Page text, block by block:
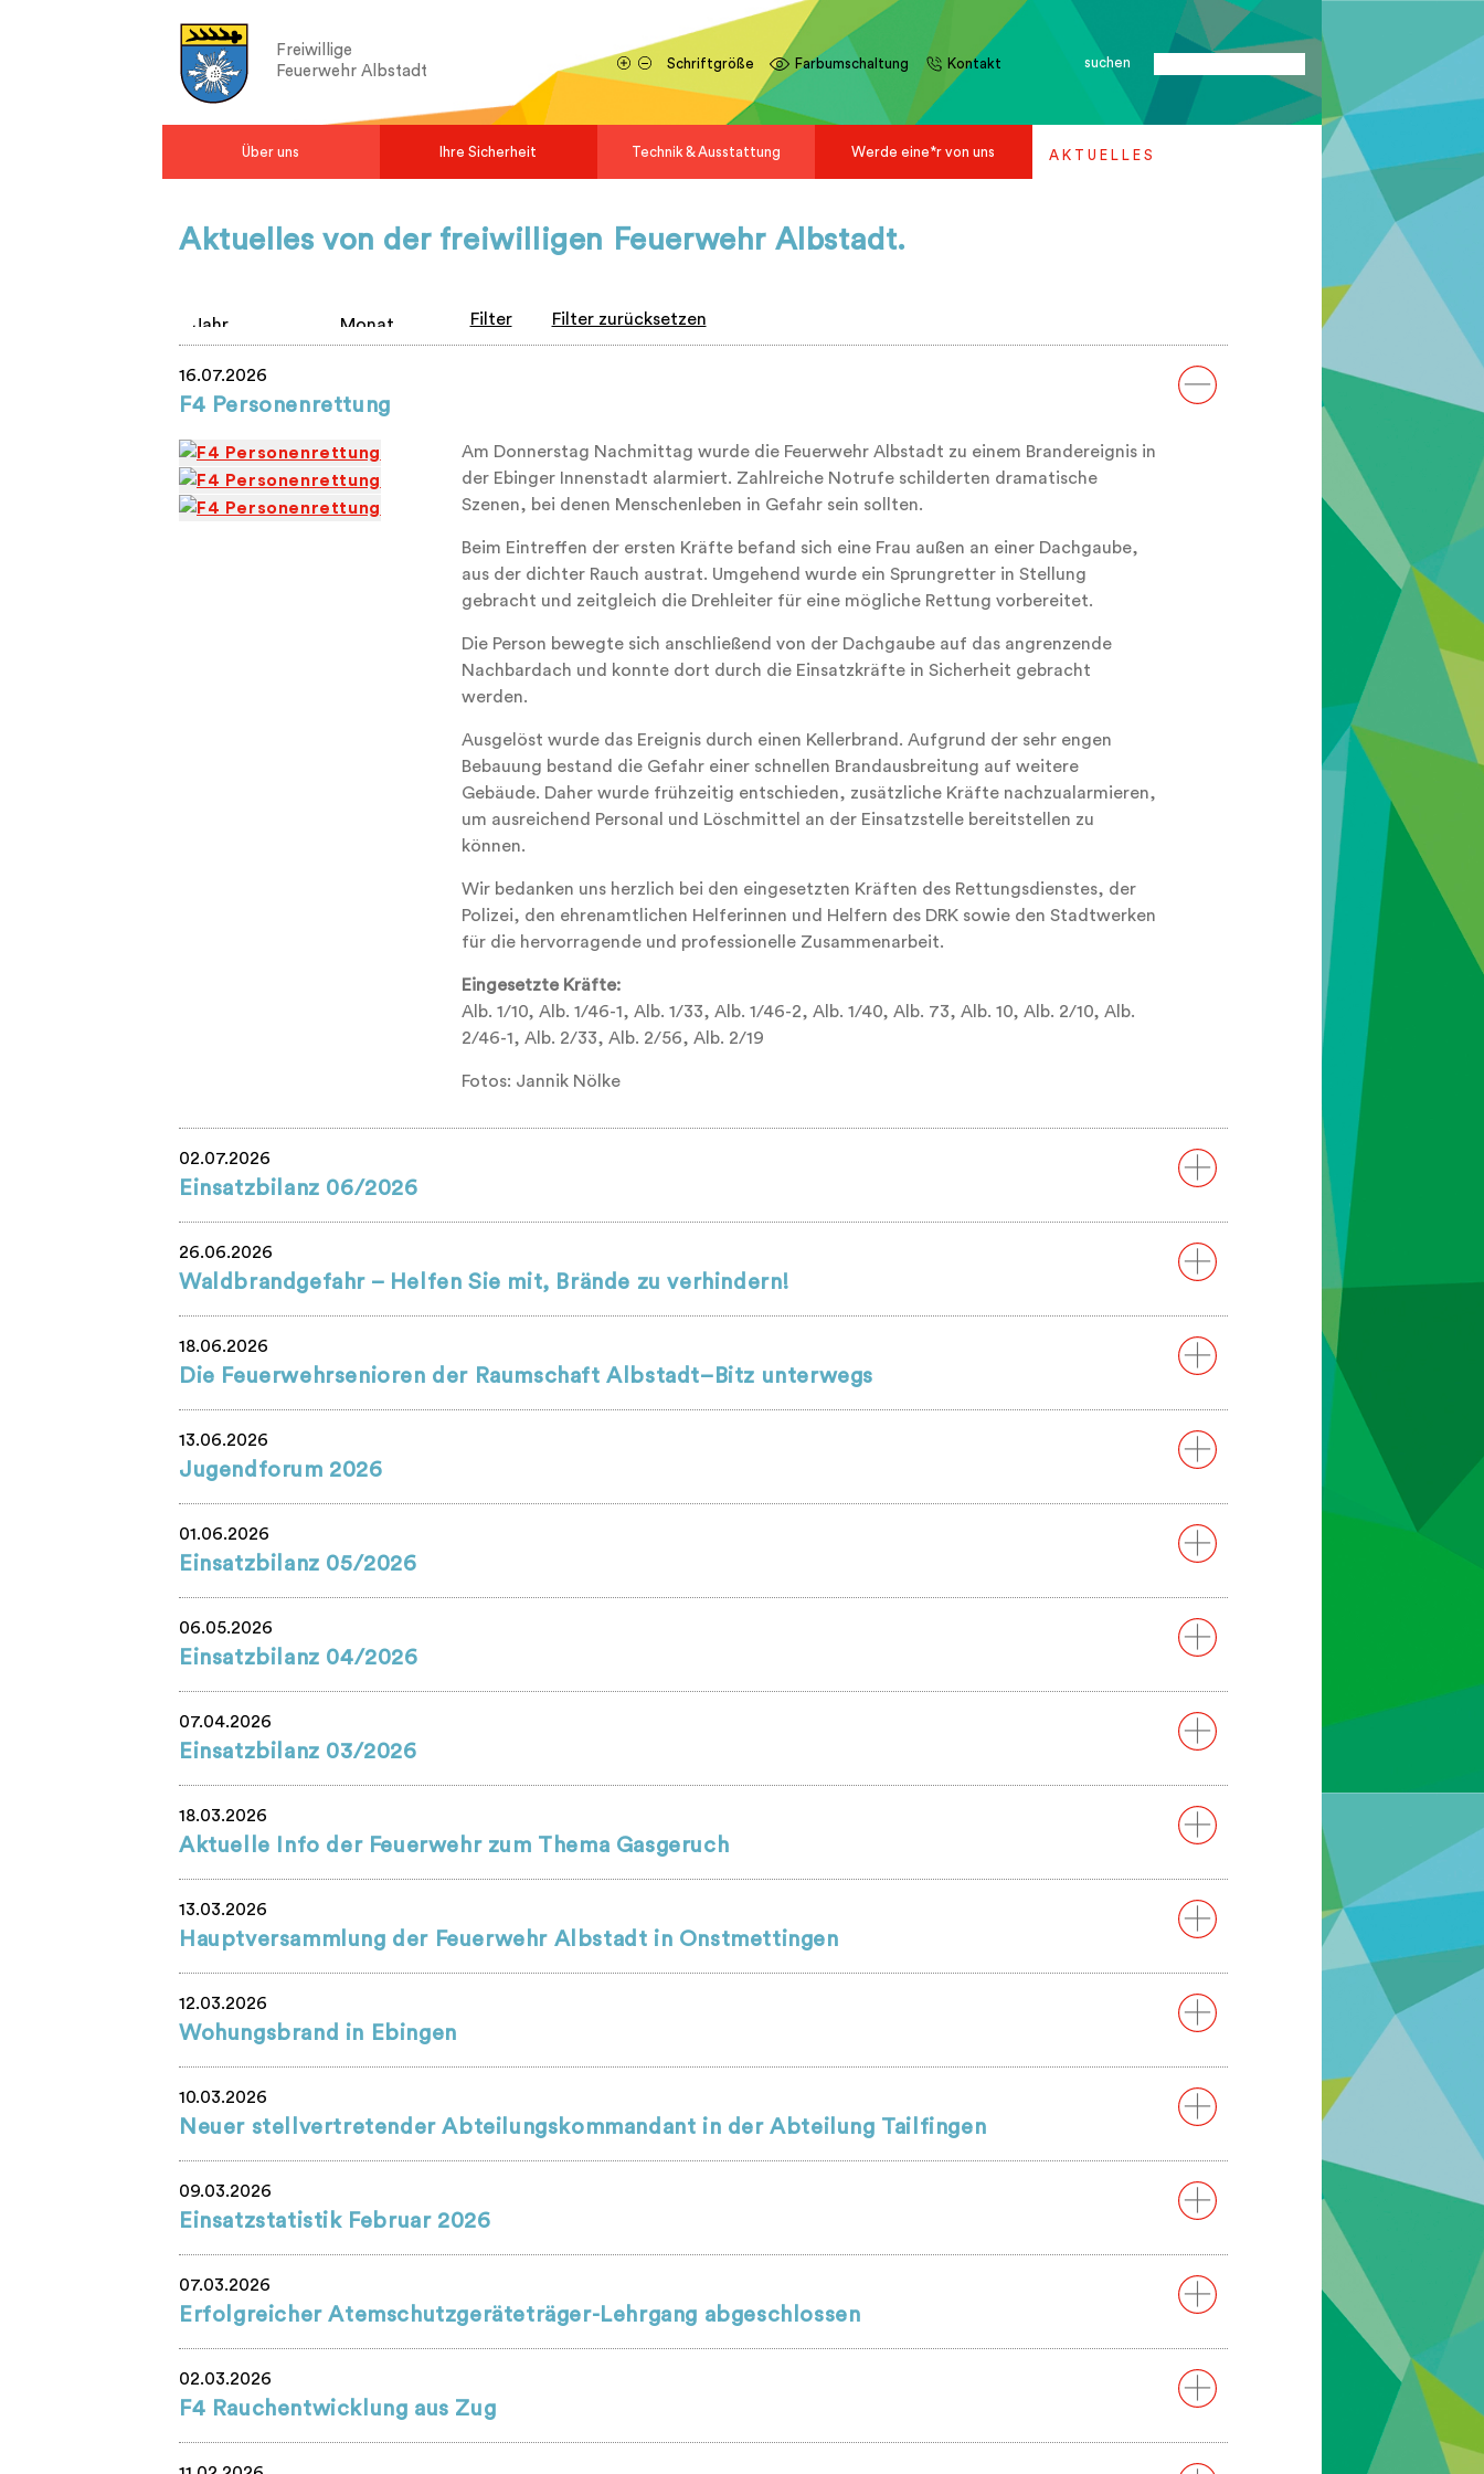
Freiwillige
Feuerwehr Albstadt
Schriftgröße Farbumschaltung Kontakt suchen
Über uns Ihre Sicherheit Technik & Ausstattung Werde eine*r von uns A K T U E L L E S
Aktuelles von der freiwilligen Feuerwehr Albstadt.
Filter Filter zurücksetzen
16.07.2026
F4 Personenrettung
Am Donnerstag Nachmittag wurde die Feuerwehr Albstadt zu einem Brandereignis in
der Ebinger Innenstadt alarmiert. Zahlreiche Notrufe schilderten dramatische
Szenen, bei denen Menschenleben in Gefahr sein sollten.
Beim Eintreffen der ersten Kräfte befand sich eine Frau außen an einer Dachgaube,
aus der dichter Rauch austrat. Umgehend wurde ein Sprungretter in Stellung
gebracht und zeitgleich die Drehleiter für eine mögliche Rettung vorbereitet.
Die Person bewegte sich anschließend von der Dachgaube auf das angrenzende
Nachbardach und konnte dort durch die Einsatzkräfte in Sicherheit gebracht
werden.
Ausgelöst wurde das Ereignis durch einen Kellerbrand. Aufgrund der sehr engen
Bebauung bestand die Gefahr einer schnellen Brandausbreitung auf weitere
Gebäude. Daher wurde frühzeitig entschieden, zusätzliche Kräfte nachzualarmieren,
um ausreichend Personal und Löschmittel an der Einsatzstelle bereitstellen zu
können.
Wir bedanken uns herzlich bei den eingesetzten Kräften des Rettungsdienstes, der
Polizei, den ehrenamtlichen Helferinnen und Helfern des DRK sowie den Stadtwerken
für die hervorragende und professionelle Zusammenarbeit.
Eingesetzte Kräfte:
Alb. 1/10, Alb. 1/46-1, Alb. 1/33, Alb. 1/46-2, Alb. 1/40, Alb. 73, Alb. 10, Alb. 2/10, Alb.
2/46-1, Alb. 2/33, Alb. 2/56, Alb. 2/19
Fotos: Jannik Nölke
02.07.2026
Einsatzbilanz 06/2026
26.06.2026
Waldbrandgefahr – Helfen Sie mit, Brände zu verhindern!
18.06.2026
Die Feuerwehrsenioren der Raumschaft Albstadt–Bitz unterwegs
13.06.2026
Jugendforum 2026
01.06.2026
Einsatzbilanz 05/2026
06.05.2026
Einsatzbilanz 04/2026
07.04.2026
Einsatzbilanz 03/2026
18.03.2026
Aktuelle Info der Feuerwehr zum Thema Gasgeruch
13.03.2026
Hauptversammlung der Feuerwehr Albstadt in Onstmettingen
12.03.2026
Wohungsbrand in Ebingen
10.03.2026
Neuer stellvertretender Abteilungskommandant in der Abteilung Tailfingen
09.03.2026
Einsatzstatistik Februar 2026
07.03.2026
Erfolgreicher Atemschutzgeräteträger-Lehrgang abgeschlossen
02.03.2026
F4 Rauchentwicklung aus Zug